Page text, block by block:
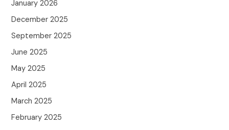
January 2026
December 2025
September 2025
June 2025
May 2025
April 2025
March 2025
February 2025